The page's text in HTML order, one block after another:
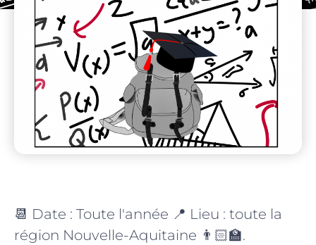
📆 Date : Toute l'année 📍 Lieu : toute la
région Nouvelle-Aquitaine 👨🏻‍🏫.